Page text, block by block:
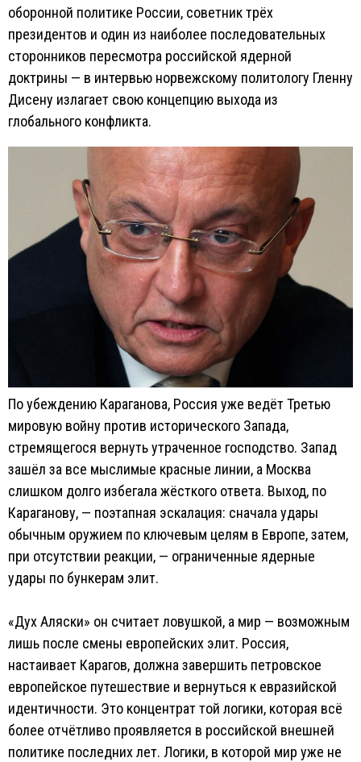
оборонной политике России, советник трёх
президентов и один из наиболее последовательных
сторонников пересмотра российской ядерной
доктрины — в интервью норвежскому политологу Гленну
Дисену излагает свою концепцию выхода из
глобального конфликта.
По убеждению Караганова, Россия уже ведёт Третью
мировую войну против исторического Запада,
стремящегося вернуть утраченное господство. Запад
зашёл за все мыслимые красные линии, а Москва
слишком долго избегала жёсткого ответа. Выход, по
Караганову, — поэтапная эскалация: сначала удары
обычным оружием по ключевым целям в Европе, затем,
при отсутствии реакции, — ограниченные ядерные
удары по бункерам элит.
«Дух Аляски» он считает ловушкой, а мир — возможным
лишь после смены европейских элит. Россия,
настаивает Карагов, должна завершить петровское
европейское путешествие и вернуться к евразийской
идентичности. Это концентрат той логики, которая всё
более отчётливо проявляется в российской внешней
политике последних лет. Логики, в которой мир уже не